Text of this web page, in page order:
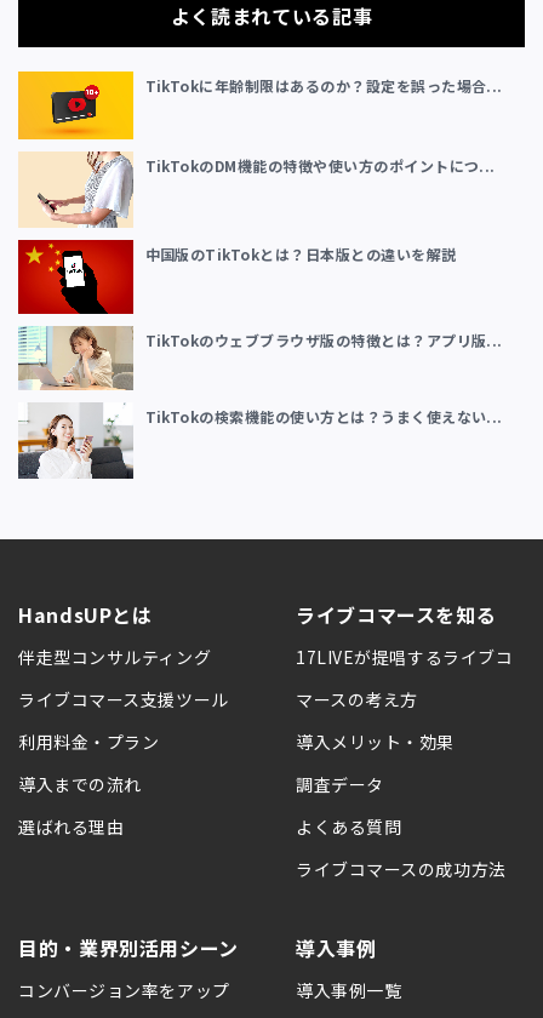
よく読まれている記事
TikTokに年齢制限はあるのか？設定を誤った場合...
TikTokのDM機能の特徴や使い方のポイントにつ...
中国版のTikTokとは？日本版との違いを解説
TikTokのウェブブラウザ版の特徴とは？アプリ版...
TikTokの検索機能の使い方とは？うまく使えない...
HandsUPとは
伴走型コンサルティング
ライブコマース支援ツール
利用料金・プラン
導入までの流れ
選ばれる理由
ライブコマースを知る
17LIVEが提唱するライブコ
マースの考え方
導入メリット・効果
調査データ
よくある質問
ライブコマースの成功方法
目的・業界別活用シーン
コンバージョン率をアップ
導入事例
導入事例一覧